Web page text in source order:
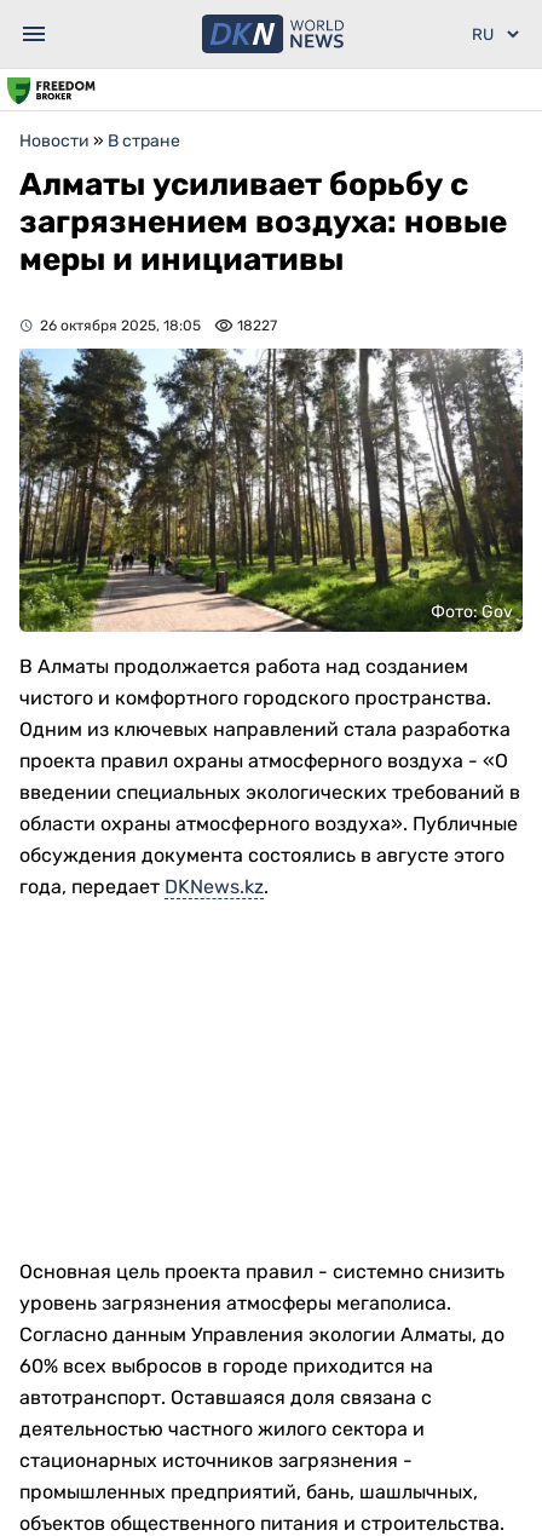
Новости » В стране
Алматы усиливает борьбу с
загрязнением воздуха: новые
меры и инициативы
26 октября 2025, 18:05 18227
Фото: Gov
В Алматы продолжается работа над созданием
чистого и комфортного городского пространства.
Одним из ключевых направлений стала разработка
проекта правил охраны атмосферного воздуха - «О
введении специальных экологических требований в
области охраны атмосферного воздуха». Публичные
обсуждения документа состоялись в августе этого
года, передает DKNews.kz.
Основная цель проекта правил - системно снизить
уровень загрязнения атмосферы мегаполиса.
Согласно данным Управления экологии Алматы, до
60% всех выбросов в городе приходится на
автотранспорт. Оставшаяся доля связана с
деятельностью частного жилого сектора и
стационарных источников загрязнения -
промышленных предприятий, бань, шашлычных,
объектов общественного питания и строительства.